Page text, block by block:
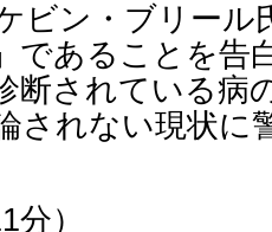
ビン・ブリール
であることを告
断されている病
されない現状に
分）